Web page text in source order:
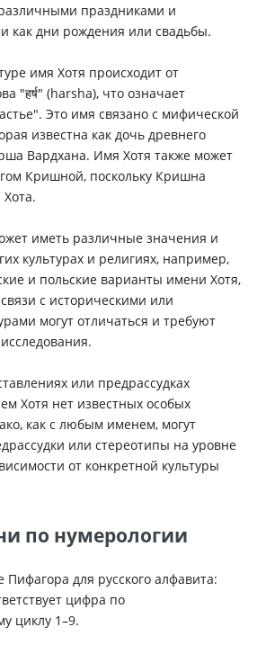
праздниками и
как дни рождения или свадьбы.
имя Хотя происходит от
"हर्ष" (harsha), что означает
Это имя связано с мифической
известна как дочь древнего
Вардхана. Имя Хотя также может
Кришной, поскольку Кришна
иметь различные значения и
культурах и религиях, например,
и польские варианты имени Хотя,
с историческими или
могут отличаться и требуют
или предрассудках
Хотя нет известных особых
как с любым именем, могут
или стереотипы на уровне
от конкретной культуры
по нумерологии
Пифагора для русского алфавита:
цифра по
циклу 1–9.